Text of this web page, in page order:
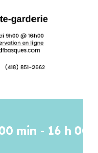
min - 16 h 00